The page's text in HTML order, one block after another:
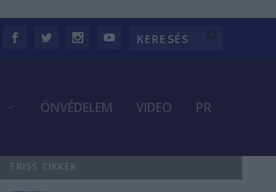
ÖNVÉDELEM VIDEO PR
FRISS CIKKEK